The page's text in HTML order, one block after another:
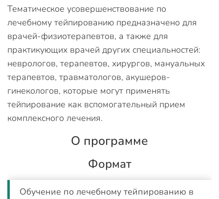
Тематическое усовершенствование по
лечебному тейпированию предназначено для
врачей-физиотерапевтов, а также для
практикующих врачей других специальностей:
неврологов, терапевтов, хирургов, мануальных
терапевтов, травматологов, акушеров-
гинекологов, которые могут применять
тейпирование как вспомогательный прием
комплексного лечения.
О программе
Формат
Обучение по лечебному тейпированию в